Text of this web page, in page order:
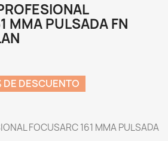
MMA PULSADA FN
DE DESCUENTO
FOCUSARC 161 MMA PULSADA